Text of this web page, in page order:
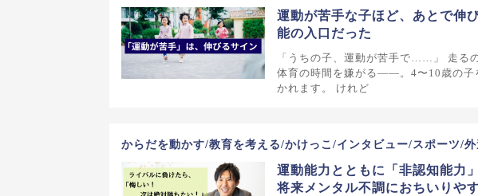
運動が苦手な子ほど、あとで伸
能の入口だった
「うちの子、運動が苦手で……」 走る
体育の時間を嫌がる——。4〜10歳の子
かれます。 けれど
からだを動かす/教育を考える/かけっこ/インタビュー/スポーツ/
運動能力とともに「非認知能力
将来メンタル不調におちいりや